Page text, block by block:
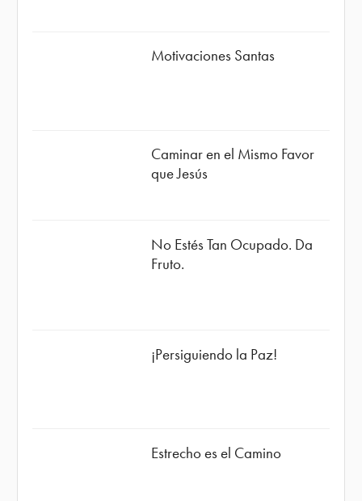
Motivaciones Santas
Caminar en el Mismo Favor
que Jesús
No Estés Tan Ocupado. Da
Fruto.
¡Persiguiendo la Paz!
Estrecho es el Camino